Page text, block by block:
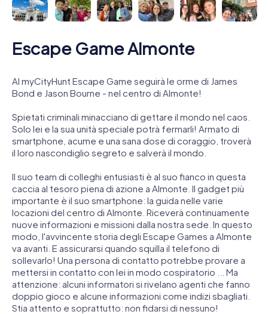
Escape Game Almonte
Al myCityHunt Escape Game seguirà le orme di James
Bond e Jason Bourne - nel centro di Almonte!
Spietati criminali minacciano di gettare il mondo nel caos.
Solo lei e la sua unità speciale potrà fermarli! Armato di
smartphone, acume e una sana dose di coraggio, troverà
il loro nascondiglio segreto e salverà il mondo.
Il suo team di colleghi entusiasti è al suo fianco in questa
caccia al tesoro piena di azione a Almonte. Il gadget più
importante è il suo smartphone: la guida nelle varie
locazioni del centro di Almonte. Riceverà continuamente
nuove informazioni e missioni dalla nostra sede. In questo
modo, l'avvincente storia degli Escape Games a Almonte
va avanti. E assicurarsi quando squilla il telefono di
sollevarlo! Una persona di contatto potrebbe provare a
mettersi in contatto con lei in modo cospiratorio ... Ma
attenzione: alcuni informatori si rivelano agenti che fanno
doppio gioco e alcune informazioni come indizi sbagliati.
Stia attento e soprattutto: non fidarsi di nessuno!